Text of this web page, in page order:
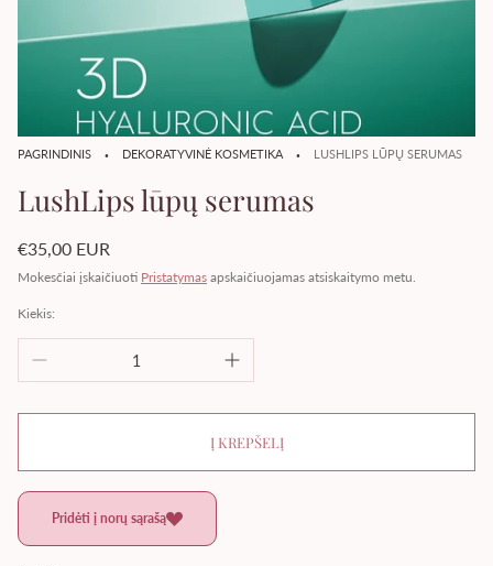
PAGRINDINIS · DEKORATYVINĖ KOSMETIKA · LUSHLIPS LŪPŲ SERUMAS
LushLips lūpų serumas
Įprasta
kaina
€35,00 EUR
Mokesčiai įskaičiuoti Pristatymas apskaičiuojamas atsiskaitymo metu.
Kiekis:
Į KREPŠELĮ
Pridėti į norų sąrašą